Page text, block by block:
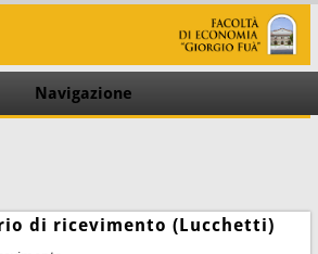
Navigazione
di ricevimento (Lucchetti)